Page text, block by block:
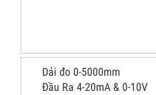
Dải đo 0-5000mm
Đầu Ra 4-20mA & 0-10V